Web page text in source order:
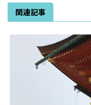
関連記事